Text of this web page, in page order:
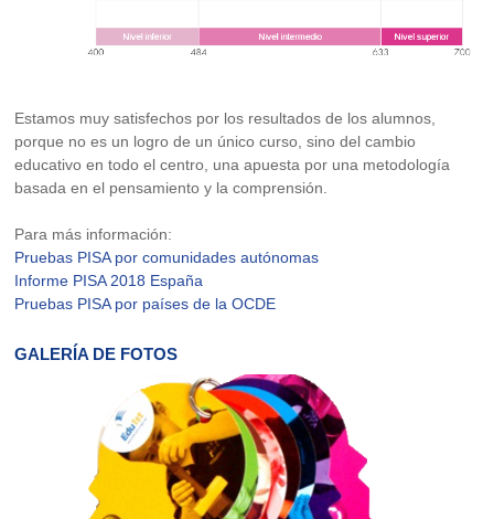
Estamos muy satisfechos por los resultados de los alumnos,
porque no es un logro de un único curso, sino del cambio
educativo en todo el centro, una apuesta por una metodología
basada en el pensamiento y la comprensión.
Para más información:
Pruebas PISA por comunidades autónomas
Informe PISA 2018 España
Pruebas PISA por países de la OCDE
GALERÍA DE FOTOS